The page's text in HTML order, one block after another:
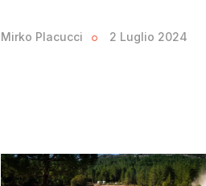
Mirko Placucci 2 Luglio 2024